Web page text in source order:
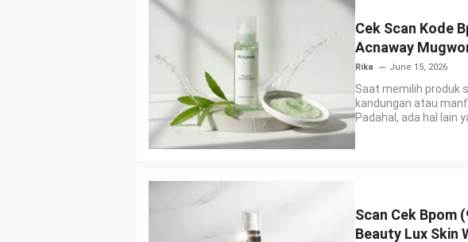
Cek Scan Kode
Acnaway
Rika June 15, 2026
Saat memilih produk
kandungan atau
Padahal, ada hal lain
Scan Cek Bpom
Beauty Lux Skin